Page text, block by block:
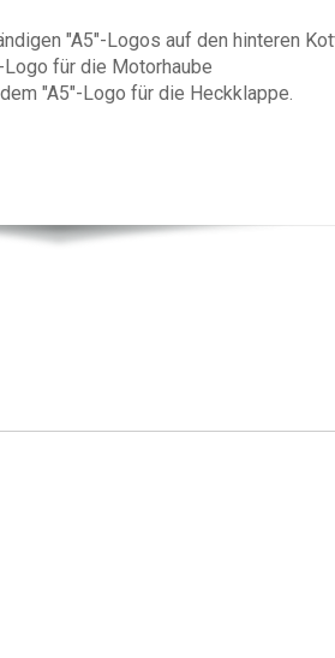
"A5"-Logos auf den hinteren
für die Motorhaube
"A5"-Logo für die Heckklappe.